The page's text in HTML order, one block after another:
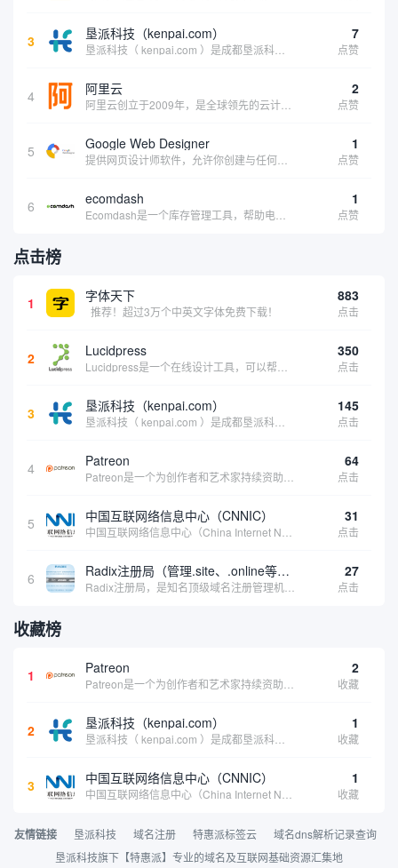
3 垦派科技（kenpai.com） 7
点赞
4 阿里云 2
点赞
5 Google Web Designer 1
点赞
6 ecomdash 1
点赞
点击榜
1 字体天下
推荐！超过3万个中英文字体免费下载！
883
点击
2 Lucidpress 350
点击
3 垦派科技（kenpai.com） 145
点击
4 Patreon 64
点击
5 中国互联网络信息中心（CNNIC） 31
点击
6 Radix注册局（管理.site、.online等顶级域名） 27
点击
收藏榜
1 Patreon 2
收藏
2 垦派科技（kenpai.com） 1
收藏
3 中国互联网络信息中心（CNNIC） 1
收藏
友情链接 垦派科技 域名注册 特惠派标签云
域名dns解析记录查询
垦派科技旗下【特惠派】专业的域名及互联网基础资源汇集地